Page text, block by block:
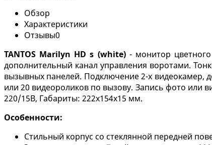
Обзор
Характеристики
Отзывы0
TANTOS Marilyn HD s (white)- монитор
дополнительный канал управления воротами.
вызывных панелей. Подключение 2-х видеокамер,
или 20 видеороликов по вызову. Запись фото или
220/15В, Габариты: 222х154х15 мм.
Особенности:
Стильный корпус со стеклянной передней